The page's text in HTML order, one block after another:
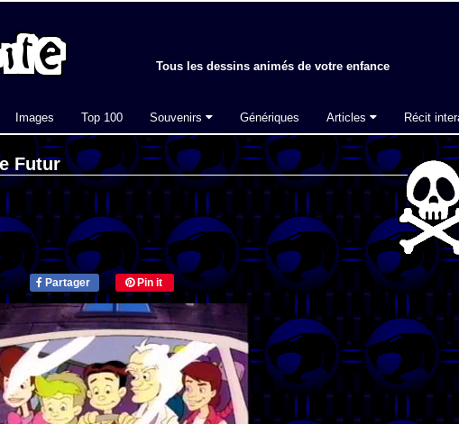
Tous les dessins animés de votre enfance
Images Top 100 Souvenirs Génériques Articles Récit
Futur
Partager Pin it